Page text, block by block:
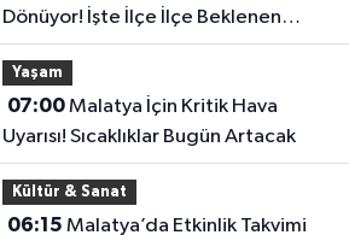
Dönüyor! İşte İlçe İlçe Beklenen
Sıcaklıklar
Yaşam
07:00Malatya İçin Kritik Hava
Uyarısı! Sıcaklıklar Bugün Artacak
Kültür & Sanat
06:15